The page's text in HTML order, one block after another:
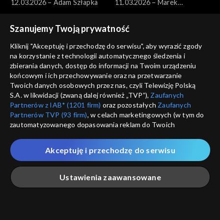
12.03.2026 – Adam Szłapka
11.03.2026 – Marek
Pytanie dnia
10.03.2026 – Paweł Zalewski
Pytanie dnia
09.03.2026 – Jakub Banaszak
Pytanie dnia
08.03.2026 – Henryka
Pytanie dnia
07.03.2026 – Miłosz Motyka
Szanujemy Twoją prywatność
Kliknij "Akceptuję i przechodzę do serwisu", aby wyrazić zgody
na korzystanie z technologii automatycznego śledzenia i
zbierania danych, dostęp do informacji na Twoim urządzeniu
końcowym i ich przechowywanie oraz na przetwarzanie
Twoich danych osobowych przez nas, czyli Telewizję Polską
S.A. w likwidacji (zwaną dalej również „TVP”), Zaufanych
Partnerów z IAB* (1201 firm) oraz pozostałych Zaufanych
Partnerów TVP (93 firm), w celach marketingowych (w tym do
zautomatyzowanego dopasowania reklam do Twoich
które wskazujemy poniżej, a także zgody na udostępnianie
przez nas identyfikatora PPID do Google.
Twoje dane osobowe zbierane podczas odwiedzania przez
Ciebie naszych
poszczególnych serwisówzwanych dalej
„Portalem”, w tym informacje zapisywane za pomocą
Ustawienia zaawansowane
Akceptuję i przechodzę do serwisu